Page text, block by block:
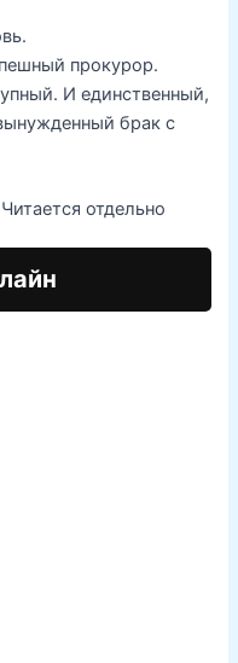
прокурор.
И единственный,
брак с
отдельно